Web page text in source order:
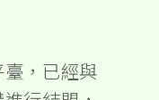
，已經與